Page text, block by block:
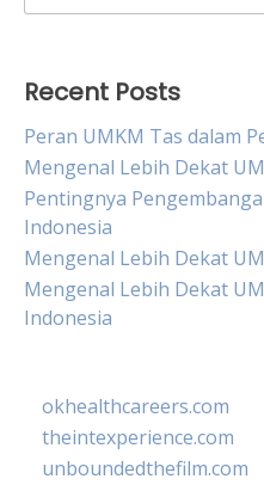
for:
Recent Posts
Peran UMKM Tas dalam
Mengenal Lebih Dekat
Pentingnya
Indonesia
Mengenal Lebih Dekat
Mengenal Lebih Dekat
Indonesia
okhealthcareers.com
theintexperience.com
unboundedthefilm.com